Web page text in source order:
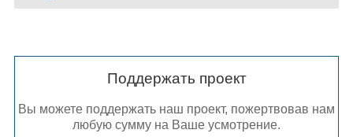
Поддержать проект
Вы можете поддержать наш проект, пожертвовав нам
любую сумму на Ваше усмотрение.